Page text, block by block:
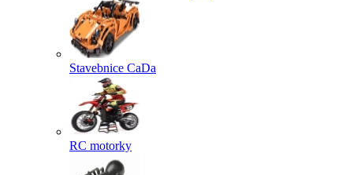
Stavebnice CaDa
RC motorky